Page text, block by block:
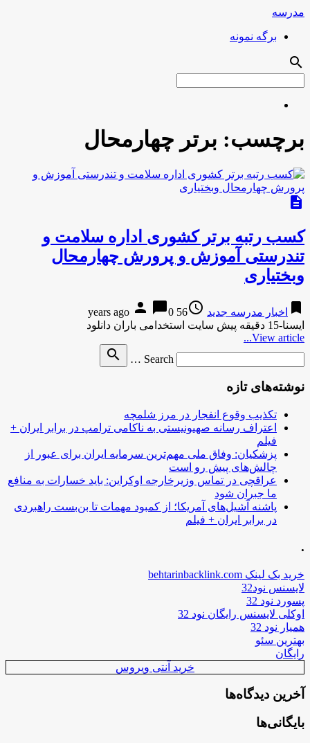
مدرسه
برگه نمونه
search
برچسب: برتر چهارمحال
description
کسب رتبه برتر کشوری اداره سلامت و
تندرستی آموزش و پرورش چهارمحال
وبختیاری
bookmark اخبار مدرسه جدید access_time
56 years ago
person chat_bubble0
ایسنا-15 دقیقه پیش سایت استخدامی باران دانلود
View article...
Search …
search
نوشته‌های تازه
تکذیب وقوع انفجار در مرز شلمچه
اعتراف رسانه صهیونیستی به ناکامی ترامپ در برابر ایران +
فیلم
پزشکیان: وفاق ملی مهم‌ترین سرمایه ایران برای عبور از
چالش‌های پیش رو است
عراقچی در تماس وزیرخارجه اوکراین: باید خسارات به منافع
ما جبران شود
پاشنه آشیل‌های آمریکا؛ از کمبود مهمات تا بن‌بست راهبردی
در برابر ایران + فیلم
.
خرید بک لینک behtarinbacklink.com
لایسنس نود32
پسورد نود 32
اوکلی لایسنس رایگان نود 32
همیار نود 32
بهترین سئو
رایگان
خرید آنتی ویروس
آخرین دیدگاه‌ها
بایگانی‌ها